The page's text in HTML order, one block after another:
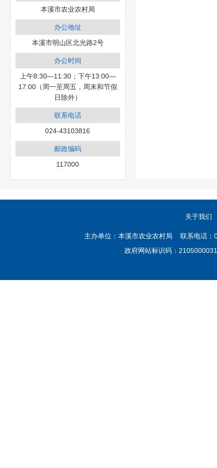
本溪市农业农村局
办公地址
本溪市明山区北光路2号
办公时间
上午8:30—11:30；下午13:00—
17:00（周一至周五，周末和节假
日除外）
联系电话
024-43103816
邮政编码
117000
关于我们
主办单位：本溪市农业农村局 联系电话
政府网站标识码：